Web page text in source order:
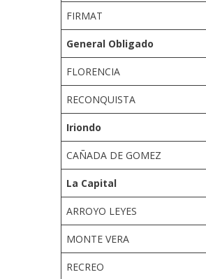
FIRMAT
General Obligado
FLORENCIA
RECONQUISTA
Iriondo
CAÑADA DE GOMEZ
La Capital
ARROYO LEYES
MONTE VERA
RECREO